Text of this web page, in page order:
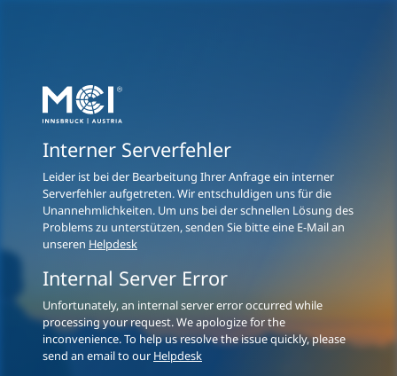
Interner Serverfehler
Leider ist bei der Bearbeitung Ihrer Anfrage ein interner
Serverfehler aufgetreten. Wir entschuldigen uns für die
Unannehmlichkeiten. Um uns bei der schnellen Lösung des
Problems zu unterstützen, senden Sie bitte eine E-Mail an
unseren Helpdesk
Internal Server Error
Unfortunately, an internal server error occurred while
processing your request. We apologize for the
inconvenience. To help us resolve the issue quickly, please
send an email to our Helpdesk